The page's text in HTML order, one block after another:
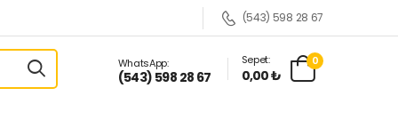
(543) 598 28 67
WhatsApp:
(543) 598 28 67
Sepet:
0,00 ₺
0